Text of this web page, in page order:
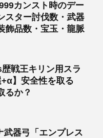
カンスト時のデー
スター討伐数・武器
飾品数・宝玉・龍脈
歴戦王キリン用スラ
】安全性を取る
るか？
武器弓「エンプレス